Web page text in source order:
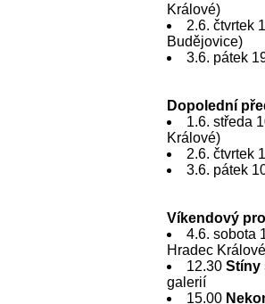
Králové)
2.6. čtvrtek
Budějovice)
3.6. pátek
Dopolední
1.6. středa
Králové)
2.6. čtvrtek
3.6. pátek
Víkendový
4.6. sobota
Hradec
12.30 Stíny
galerií
15.00